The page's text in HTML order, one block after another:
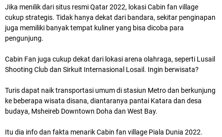
Jika menilik dari situs resmi Qatar 2022, lokasi Cabin fan village
cukup strategis. Tidak hanya dekat dari bandara, sekitar penginapan
juga memiliki banyak tempat kuliner yang bisa dicoba para
pengunjung.
Cabin Fan juga cukup dekat dari lokasi arena olahraga, seperti Lusail
Shooting Club dan Sirkuit Internasional Losail. Ingin berwisata?
Turis dapat naik transportasi umum di stasiun Metro dan berkunjung
ke beberapa wisata disana, diantaranya pantai Katara dan desa
budaya, Msheireb Downtown Doha dan West Bay.
Itu dia info dan fakta menarik Cabin fan village Piala Dunia 2022.